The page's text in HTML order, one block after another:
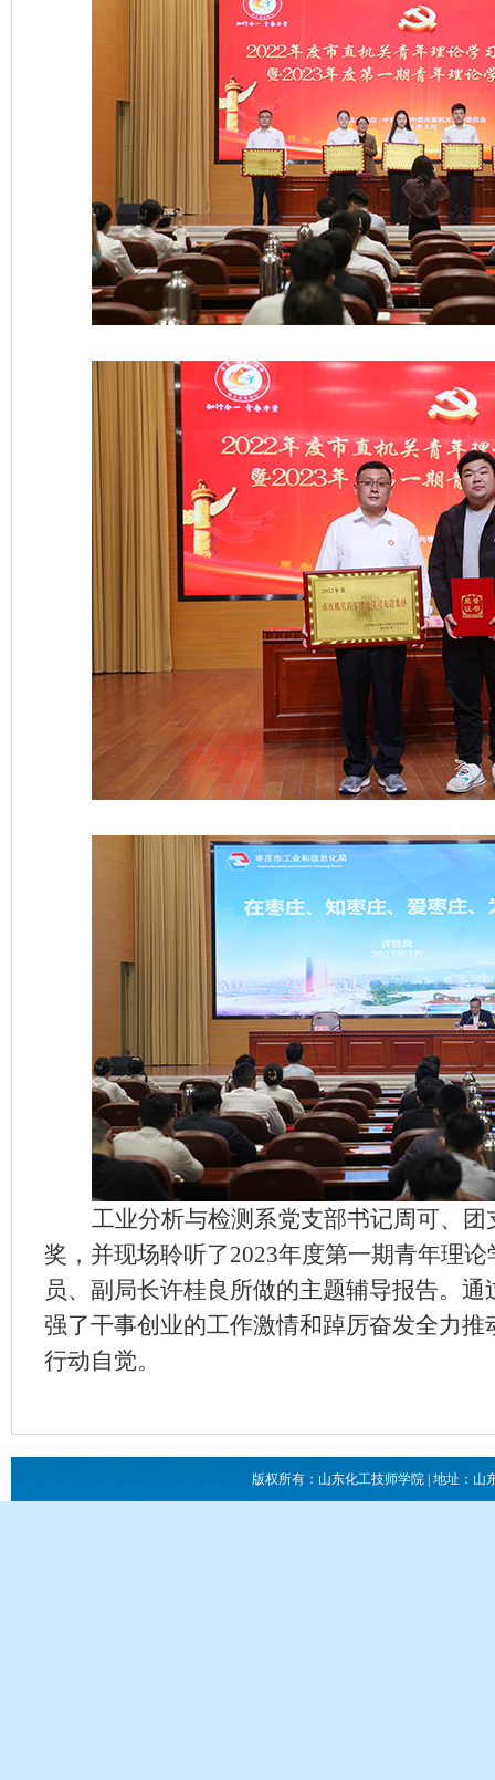
工业分析与检测系党支部书记周可、
团
奖，并现场聆听了2023年度第一期青年理
员、副局长许桂良所做的主题辅导报告。
强了干事创业的工作激情和踔厉奋发全力
行动自觉。
版权所有：山东化工技师学院 | 地址：山